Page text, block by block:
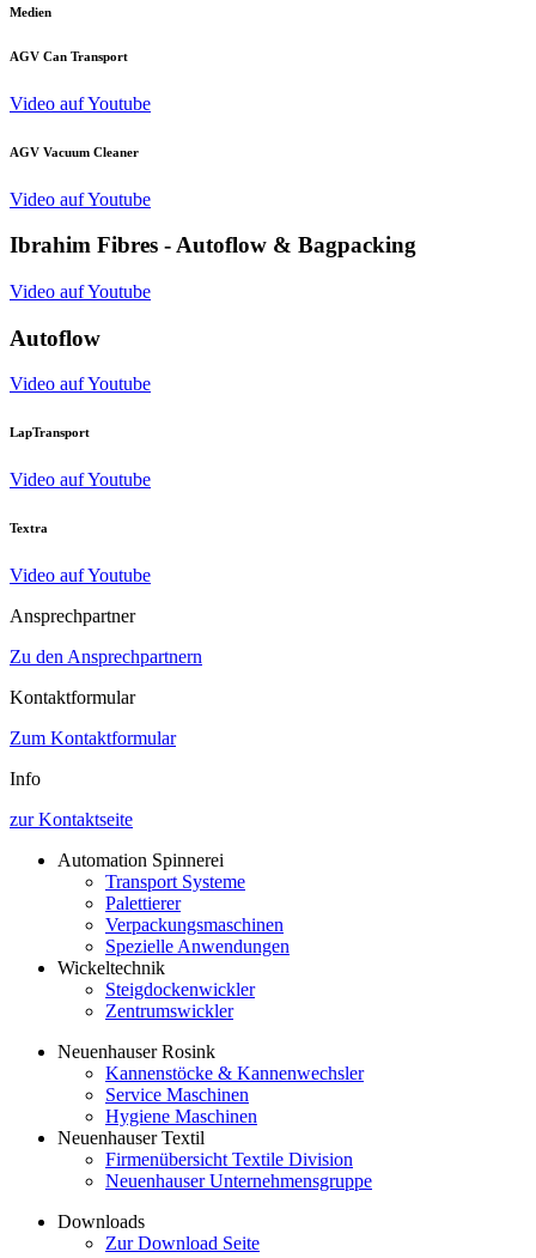
Medien
AGV Can Transport
Video auf Youtube
AGV Vacuum Cleaner
Video auf Youtube
Ibrahim Fibres - Autoflow & Bagpacking
Video auf Youtube
Autoflow
Video auf Youtube
LapTransport
Video auf Youtube
Textra
Video auf Youtube
Ansprechpartner
Zu den Ansprechpartnern
Kontaktformular
Zum Kontaktformular
Info
zur Kontaktseite
Automation Spinnerei
Transport Systeme
Palettierer
Verpackungsmaschinen
Spezielle Anwendungen
Wickeltechnik
Steigdockenwickler
Zentrumswickler
Neuenhauser Rosink
Kannenstöcke & Kannenwechsler
Service Maschinen
Hygiene Maschinen
Neuenhauser Textil
Firmenübersicht Textile Division
Neuenhauser Unternehmensgruppe
Downloads
Zur Download Seite